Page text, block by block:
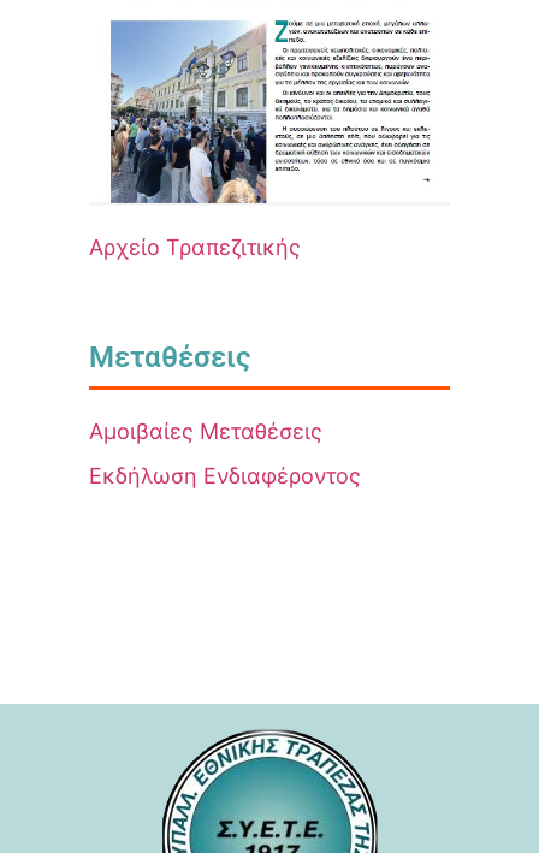
Αρχείο Τραπεζιτικής
Μεταθέσεις
Αμοιβαίες Μεταθέσεις
Εκδήλωση Ενδιαφέροντος